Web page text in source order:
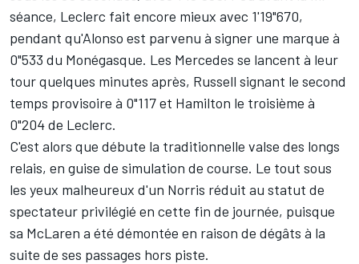
séance, Leclerc fait encore mieux avec 1'19"670,
pendant qu'Alonso est parvenu à signer une marque à
0"533 du Monégasque. Les Mercedes se lancent à leur
tour quelques minutes après, Russell signant le second
temps provisoire à 0"117 et Hamilton le troisième à
0"204 de Leclerc.
C'est alors que débute la traditionnelle valse des longs
relais, en guise de simulation de course. Le tout sous
les yeux malheureux d'un Norris réduit au statut de
spectateur privilégié en cette fin de journée, puisque
sa McLaren a été démontée en raison de dégâts à la
suite de ses passages hors piste.